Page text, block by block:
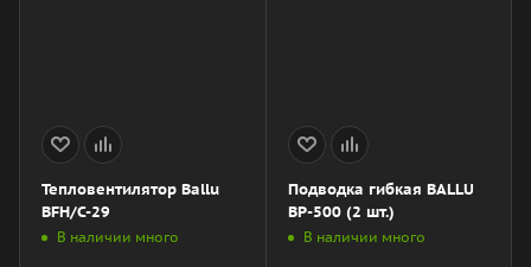
Тепловентилятор Ballu
BFH/С-29
В наличии много
Подводка гибкая BALLU
BP-500 (2 шт.)
В наличии много